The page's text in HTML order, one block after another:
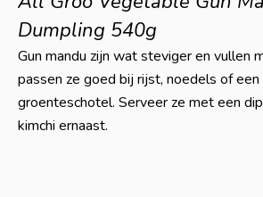
Dumpling 540g
Gun mandu zijn wat steviger en vullen
passen ze goed bij rijst, noedels of
groenteschotel. Serveer ze met een
kimchi ernaast.